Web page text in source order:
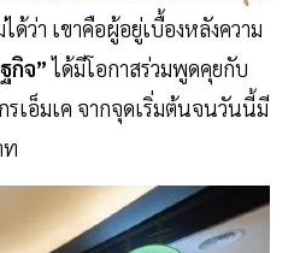
ว่า เขาคือผู้อยู่เบื้องหลังความ
กิจ”ได้มีโอกาสร่วมพูดคุยกับ
เอ็มเค จากจุดเริ่มต้นจนวันนี้มี
ท